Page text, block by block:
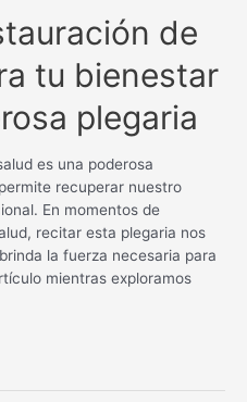
de
tu bienestar
plegaria
es una poderosa
recuperar nuestro
En momentos de
recitar esta plegaria nos
la fuerza necesaria para
mientras exploramos